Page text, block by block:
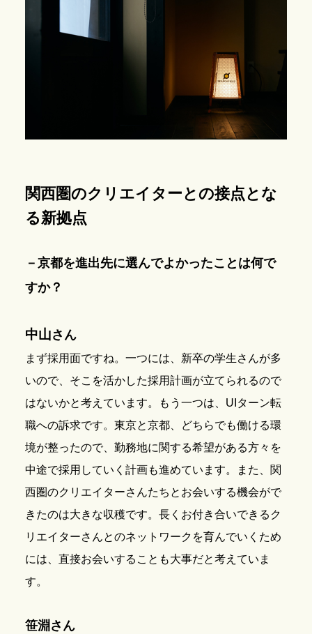
関西圏のクリエイターとの接点とな
る新拠点
－京都を進出先に選んでよかったことは何で
すか？
中山さん
まず採用面ですね。一つには、新卒の学生さんが多
いので、そこを活かした採用計画が立てられるので
はないかと考えています。もう一つは、UIターン転
職への訴求です。東京と京都、どちらでも働ける環
境が整ったので、勤務地に関する希望がある方々を
中途で採用していく計画も進めています。また、関
西圏のクリエイターさんたちとお会いする機会がで
きたのは大きな収穫です。長くお付き合いできるク
リエイターさんとのネットワークを育んでいくため
には、直接お会いすることも大事だと考えていま
す。
笹淵さん